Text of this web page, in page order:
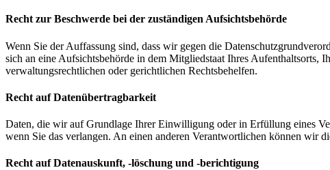
Recht zur Beschwerde bei der zuständigen Aufsichtsbehörde
Wenn Sie der Auffassung sind, dass wir gegen die
sich an eine Aufsichtsbehörde in dem Mitgliedstaat Ihres Aufenthaltsorts,
verwaltungsrechtlichen oder gerichtlichen Rechtsbehelfen.
Recht auf Datenübertragbarkeit
Daten, die wir auf Grundlage Ihrer Einwilligung oder in Erfüllung eines
wenn Sie das verlangen. An einen anderen Verantwortlichen können wir
Recht auf Datenauskunft, -löschung und -berichtigung